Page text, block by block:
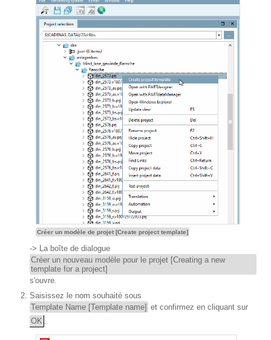
Créer un modèle de projet [Create project template]
-> La boîte de dialogue
Créer un nouveau modèle pour le projet [Creating a new
template for a project]
s'ouvre.
Saisissez le nom souhaité sous
Template Name [Template name] et confirmez en cliquant sur
OK .